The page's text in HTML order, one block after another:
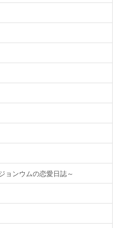
ョンウムの恋愛日誌～